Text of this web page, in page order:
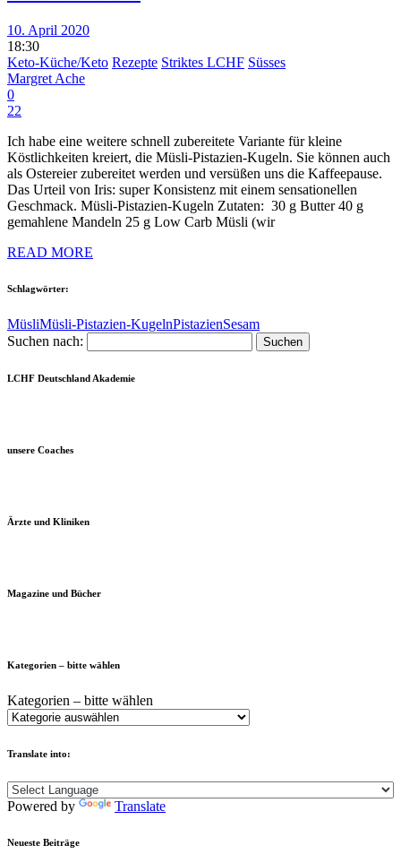
10. April 2020
18:30
Keto-Küche/Keto Rezepte Striktes LCHF Süsses
Margret Ache
0
22
Ich habe eine weitere schnell zubereitete Variante für kleine
Köstlichkeiten kreiert, die Müsli-Pistazien-Kugeln. Sie können auch
als Ostereier zubereitet werden und versüßen uns die Kaffeepause.
Das Urteil von Iris: super Konsistenz mit einem sensationellen
Geschmack. Müsli-Pistazien-Kugeln Zutaten: 30 g Butter 40 g
gemahlene Mandeln 25 g Low Carb Müsli (wir
READ MORE
Schlagwörter:
MüsliMüsli-Pistazien-KugelnPistazienSesam
Suchen nach:
LCHF Deutschland Akademie
unsere Coaches
Ärzte und Kliniken
Magazine und Bücher
Kategorien – bitte wählen
Kategorien – bitte wählen
Translate into:
Powered by Translate
Neueste Beiträge